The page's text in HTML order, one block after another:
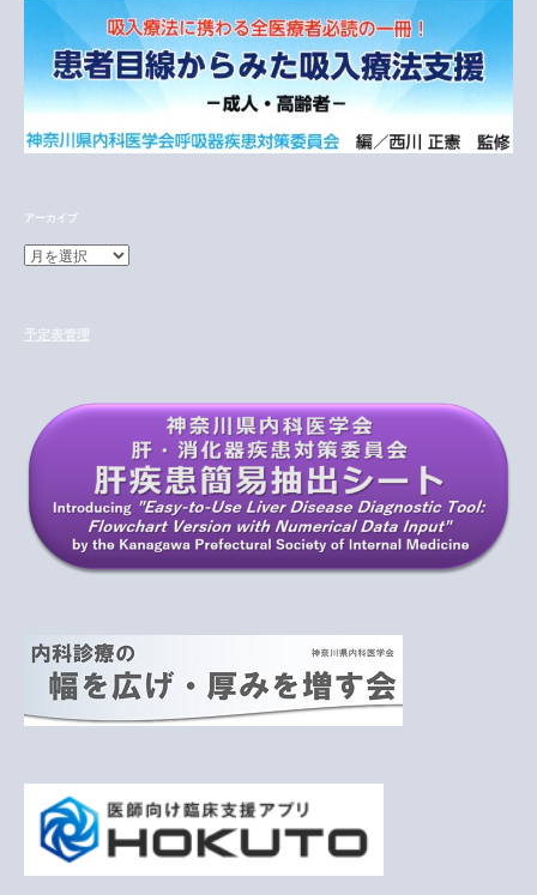
アーカイブ
ア
ブ
予定表管理